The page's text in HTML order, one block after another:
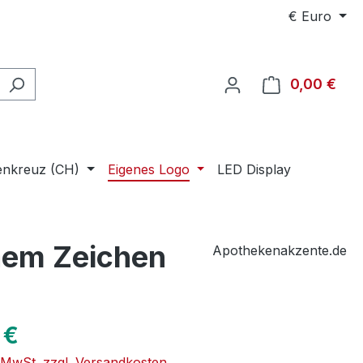
€ Euro
0,00 €
(CH) Eigenes Logo LED Display
Zeichen Apothekenakzente.de